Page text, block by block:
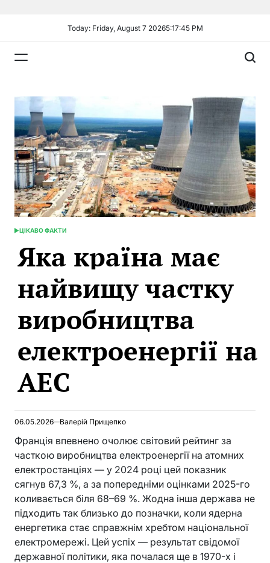
Today: Friday, August 7 20265:17:46 PM
POSTED
ЦІКАВО ФАКТИ
Яка країна має
найвищу частку
виробництва
електроенергії на
АЕС
06.05.2026 Валерій Прищепко
Франція впевнено очолює світовий рейтинг за
часткою виробництва електроенергії на атомних
електростанціях — у 2024 році цей показник
сягнув 67,3 %, а за попередніми оцінками 2025-го
коливається біля 68–69 %. Жодна інша держава не
підходить так близько до позначки, коли ядерна
енергетика стає справжнім хребтом національної
електромережі. Цей успіх — результат свідомої
державної політики, яка почалася ще в 1970-х і